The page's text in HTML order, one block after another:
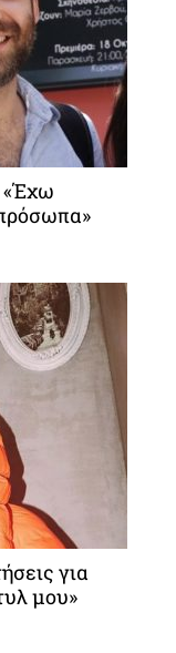
«Έχω
για
μου»